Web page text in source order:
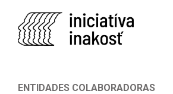
ENTIDADES COLABORADORAS